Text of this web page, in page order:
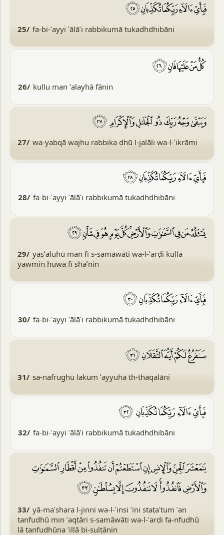
25/ fa-bi-ʾayyi ʾālāʾi rabbikumā tukadhdhibāni
26/ kullu man ʿalayhā fānin
27/ wa-yabqā wajhu rabbika dhū l-jalāli wa-l-ʾikrāmi
28/ fa-bi-ʾayyi ʾālāʾi rabbikumā tukadhdhibāni
29/ yasʾaluhū man fī s-samāwāti wa-l-ʾarḍi kulla
yawmin huwa fī shaʾnin
30/ fa-bi-ʾayyi ʾālāʾi rabbikumā tukadhdhibāni
31/ sa-nafrughu lakum ʾayyuha th-thaqalāni
32/ fa-bi-ʾayyi ʾālāʾi rabbikumā tukadhdhibāni
33/ yā-maʿshara l-jinni wa-l-ʾinsi ʾini staṭaʿtum ʾan
tanfudhū min ʾaqṭāri s-samāwāti wa-l-ʾarḍi fa-nfudhū
lā tanfudhūna ʾillā bi-sulṭānin